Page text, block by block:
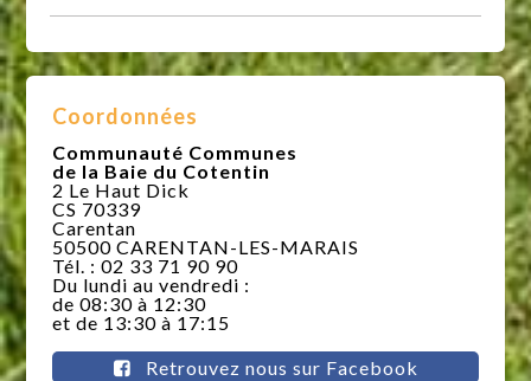
Coordonnées
Communauté Communes
de la Baie du Cotentin
2 Le Haut Dick
CS 70339
Carentan
50500 CARENTAN-LES-MARAIS
Tél. : 02 33 71 90 90
Du lundi au vendredi :
de 08:30 à 12:30
et de 13:30 à 17:15
Retrouvez nous sur Facebook